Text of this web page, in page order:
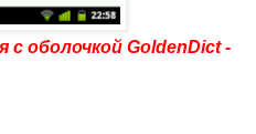
с оболочкой GoldenDict -